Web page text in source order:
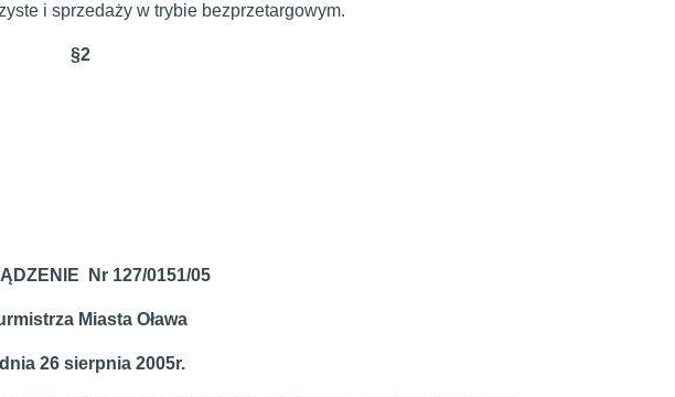
i sprzedaży w trybie bezprzetargowym.
§2
Nr 127/0151/05
Miasta Oława
26 sierpnia 2005r.